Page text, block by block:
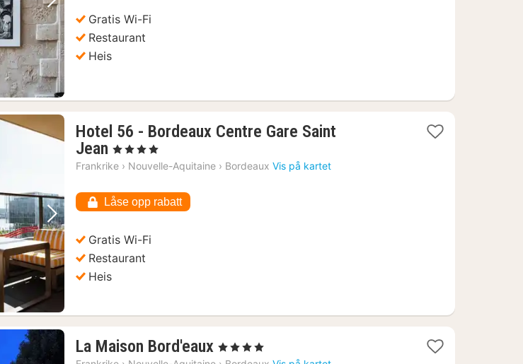
Neste bildeGratis Wi-Fi
Restaurant
Heis
Neste bilde
Hotel 56 - Bordeaux Centre Gare Saint
Jean 1
natt
1151
kr.
, 4 Stjerner
Frankrike › Nouvelle-Aquitaine › Bordeaux Vis på kartet
Låse opp rabatt
Gratis Wi-Fi
Restaurant
Heis
La Maison Bord'eaux 1
, 4 Stjerner